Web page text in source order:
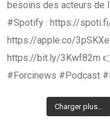
Charger plus…